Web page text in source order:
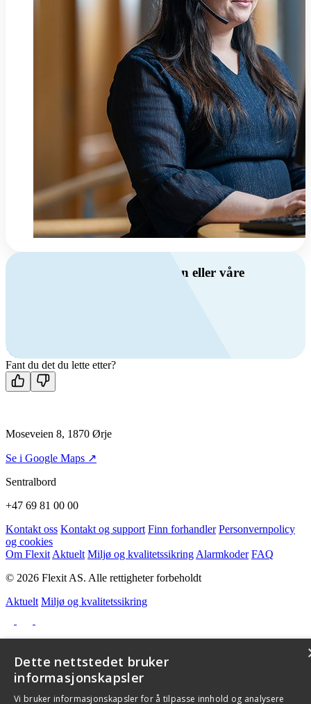
Har du spørsmål om ventilasjon eller våre
Kontakt oss
Fant du det du lette etter?
Moseveien 8, 1870 Ørje
Se i Google Maps ↗
Sentralbord
+47 69 81 00 00
Kontakt oss Kontakt og support Finn forhandler Personvernpolicy
og cookies
Om Flexit Aktuelt Miljø og kvalitetssikring Alarmkoder FAQ
© 2026 Flexit AS. Alle rettigheter forbeholdt
Aktuelt Miljø og kvalitetssikring
Dette nettstedet bruker
informasjonskapsler
Vi bruker informasjonskapsler for å tilpasse innhold og analysere